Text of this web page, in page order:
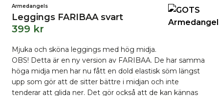
Armedangels
Leggings FARIBAA svart
399 kr
Mjuka och sköna leggings med hög midja.
OBS! Detta är en ny version av FARIBAA. De har samma
höga midja men har nu fått en dold elastisk söm längst
upp som gör att de sitter bättre i midjan och inte
tenderar att glida ner. Det gör också att de kan kännas